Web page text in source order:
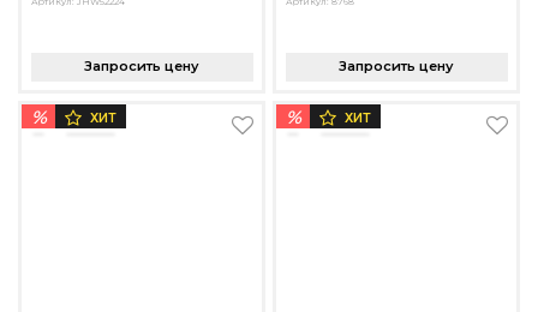
Запросить цену Запросить цену
% ХИТ % ХИТ